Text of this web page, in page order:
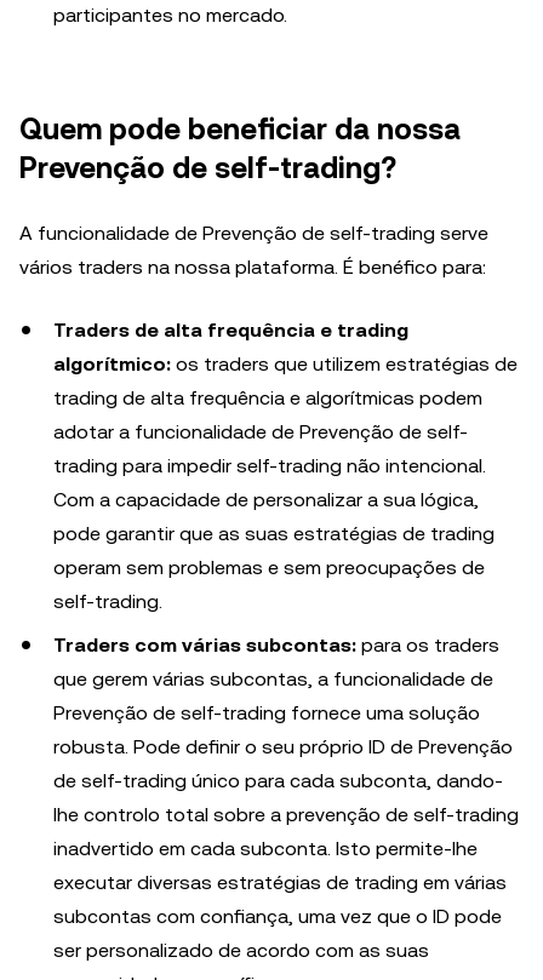
participantes no mercado.
Quem pode beneficiar da nossa
Prevenção de self-trading?
A funcionalidade de Prevenção de self-trading serve
vários traders na nossa plataforma. É benéfico para:
Traders de alta frequência e trading
algorítmico: os traders que utilizem estratégias de
trading de alta frequência e algorítmicas podem
adotar a funcionalidade de Prevenção de self-
trading para impedir self-trading não intencional.
Com a capacidade de personalizar a sua lógica,
pode garantir que as suas estratégias de trading
operam sem problemas e sem preocupações de
self-trading.
Traders com várias subcontas: para os traders
que gerem várias subcontas, a funcionalidade de
Prevenção de self-trading fornece uma solução
robusta. Pode definir o seu próprio ID de Prevenção
de self-trading único para cada subconta, dando-
lhe controlo total sobre a prevenção de self-trading
inadvertido em cada subconta. Isto permite-lhe
executar diversas estratégias de trading em várias
subcontas com confiança, uma vez que o ID pode
ser personalizado de acordo com as suas